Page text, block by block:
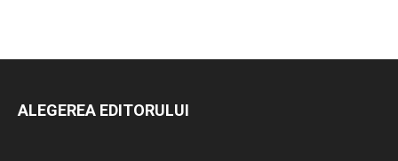
ALEGEREA EDITORULUI